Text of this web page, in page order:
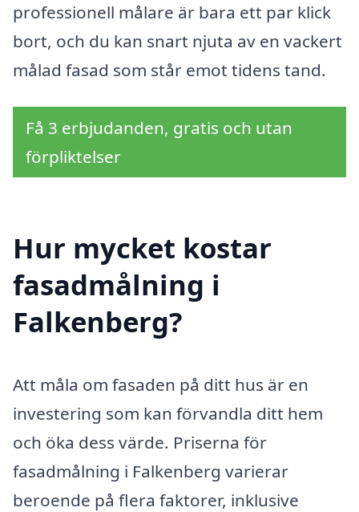
professionell målare är bara ett par klick
bort, och du kan snart njuta av en vackert
målad fasad som står emot tidens tand.
Få 3 erbjudanden, gratis och utan
förpliktelser
Hur mycket kostar
fasadmålning i
Falkenberg?
Att måla om fasaden på ditt hus är en
investering som kan förvandla ditt hem
och öka dess värde. Priserna för
fasadmålning i Falkenberg varierar
beroende på flera faktorer, inklusive